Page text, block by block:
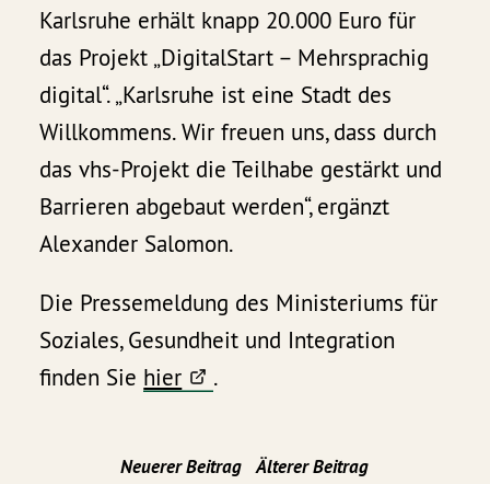
Karlsruhe erhält knapp 20.000 Euro für
das Projekt „DigitalStart – Mehrsprachig
digital“. „Karlsruhe ist eine Stadt des
Willkommens. Wir freuen uns, dass durch
das vhs-Projekt die Teilhabe gestärkt und
Barrieren abgebaut werden“, ergänzt
Alexander Salomon.
Die Pressemeldung des Ministeriums für
Soziales, Gesundheit und Integration
finden Sie hier .
Neuerer Beitrag Älterer Beitrag